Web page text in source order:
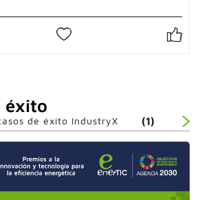
éxito
de éxito IndustryX (1)